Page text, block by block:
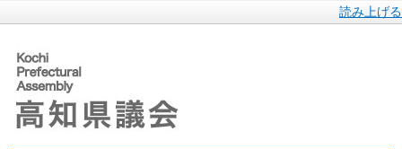
読み上げる